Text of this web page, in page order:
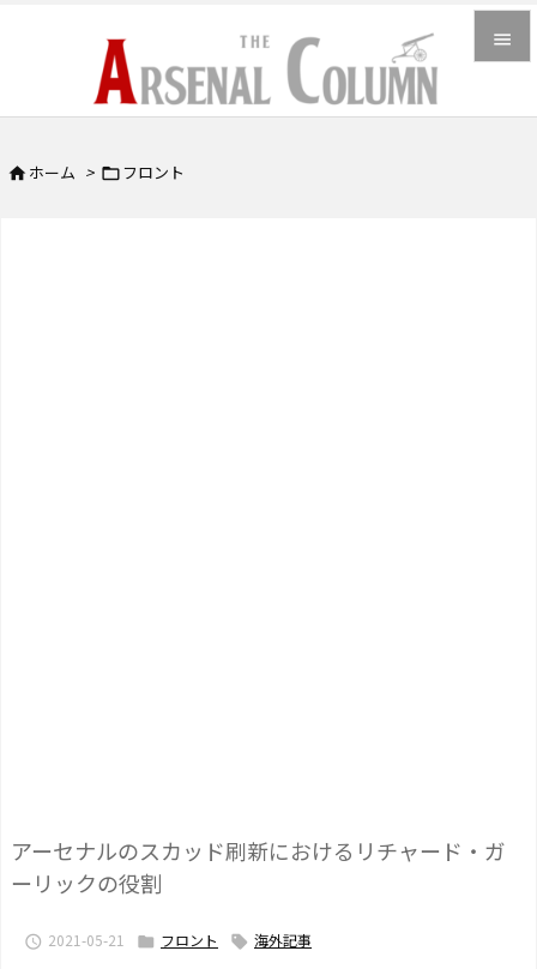

メニュ
 ホーム > フロント
アーセナルのスカッド刷新におけるリチャード・ガ
ーリックの役割
 2021-05-21  フロント  海外記事